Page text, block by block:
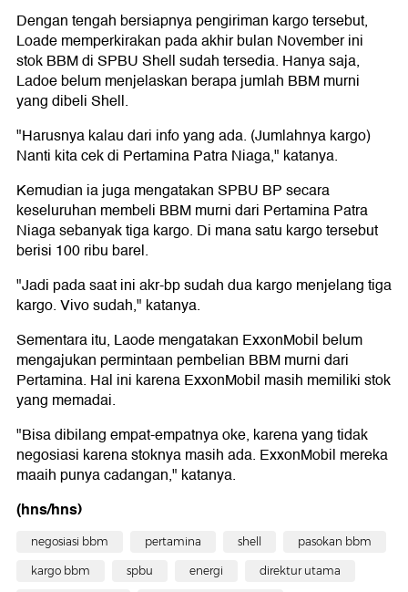
Dengan tengah bersiapnya pengiriman kargo tersebut,
Loade memperkirakan pada akhir bulan November ini
stok BBM di SPBU Shell sudah tersedia. Hanya saja,
Ladoe belum menjelaskan berapa jumlah BBM murni
yang dibeli Shell.
"Harusnya kalau dari info yang ada. (Jumlahnya kargo)
Nanti kita cek di Pertamina Patra Niaga," katanya.
Kemudian ia juga mengatakan SPBU BP secara
keseluruhan membeli BBM murni dari Pertamina Patra
Niaga sebanyak tiga kargo. Di mana satu kargo tersebut
berisi 100 ribu barel.
"Jadi pada saat ini akr-bp sudah dua kargo menjelang tiga
kargo. Vivo sudah," katanya.
Sementara itu, Laode mengatakan ExxonMobil belum
mengajukan permintaan pembelian BBM murni dari
Pertamina. Hal ini karena ExxonMobil masih memiliki stok
yang memadai.
"Bisa dibilang empat-empatnya oke, karena yang tidak
negosiasi karena stoknya masih ada. ExxonMobil mereka
maaih punya cadangan," katanya.
(hns/hns)
negosiasi bbm pertamina shell pasokan bbm
kargo bbm spbu energi direktur utama